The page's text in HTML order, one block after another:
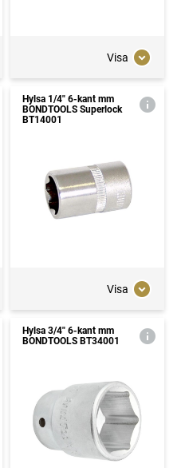
Visa
Hylsa 1/4" 6-kant mm
BONDTOOLS Superlock
BT14001
Visa
Hylsa 3/4" 6-kant mm
BONDTOOLS BT34001